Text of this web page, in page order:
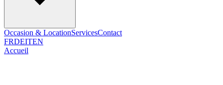
Occasion & LocationServicesContact
FRDEITEN
Accueil